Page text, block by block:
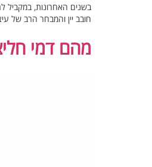
בשנים האחרונות, במקביל
חובב יין והמבחר הרב של
מהם דמי